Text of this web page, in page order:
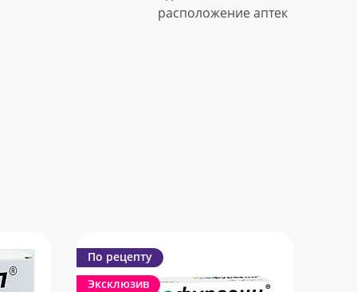
расположение аптек
По рецепту
Эксклюзив